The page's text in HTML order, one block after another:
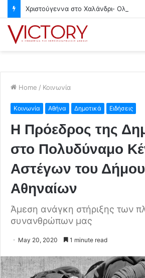
Home / Κοινωνία
Κοινωνία Αθήνα Δημοτικά Ειδήσεις
Η Πρόεδρος της
στο Πολυδύναμο
Αστέγων του Δήμου
Αθηναίων
Άμεση ανάγκη στήριξης των
συνανθρώπων μας
May 20, 2020 1 minute read